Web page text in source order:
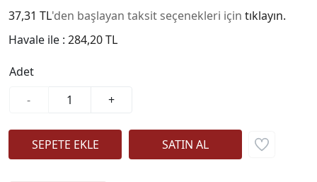
37,31 TL'den başlayan taksit seçenekleri için tıklayın.
Havale ile : 284,20 TL
Adet
-
+